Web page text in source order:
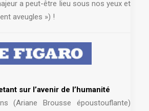
a peut-être lieu sous nos yeux et
aveugles ») !
sur l’avenir de l’humanité
(Ariane Brousse époustouflante)